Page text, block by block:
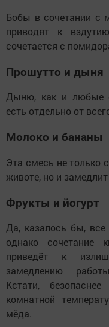
Бобы в сочетании с
приводят к
сочетается с
Прошутто и дыня
Дыню, как и любые
есть отдельно от
Молоко и бананы
Эта смесь не только
животе, но и
Фрукты и йогурт
Да, казалось бы,
однако сочетание
приведёт к
замедлению
Кстати,
комнатной
мёда.